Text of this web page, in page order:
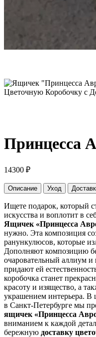
Принцесса
14300 ₽
Описание Уход
Ищете подарок, который
искусства и воплотит в
Ящичек «Принцесса
нужно. Эта композиция
ранункулюсов, которые
Дополняют композицию
очаровательный аллиум
придают ей
коробочка станет
красоту и изящество, а
украшением интерьера. В
в Санкт-Петербурге мы
ящичек «Принцесса
вниманием к каждой
бережную доставку